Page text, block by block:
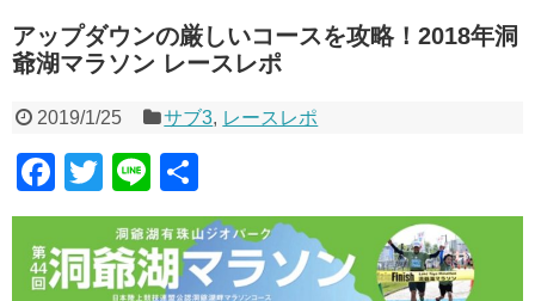
アップダウンの厳しいコースを攻略！2018年洞
爺湖マラソン レースレポ
2019/1/25 サブ3, レースレポ
F
a
c
e
T
wi
tt
er
Li
n
e
有